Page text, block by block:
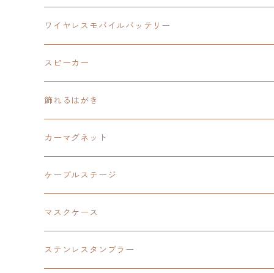
飾れるはがき
オーロラアクリルスタンド
イラストフレームクロック
ダブルアクリルキーチェーン
黎の軌跡
3in1充電ケーブル
カードサイズスピーカー
黎の軌跡Ⅱ
イースⅩ
東亰ザナドゥeX+
極厚アクリルキーチェーン
オーロラアクリルスタンド
イースvs空の軌跡
軌跡シリーズ20周年
界の軌跡
閃の軌跡Ⅳ
イースⅨ
創の軌跡
黎の軌跡
黎の軌跡Ⅱ
空の軌跡1st
界の軌跡
ゴジラ
手塚治虫
ウルトラマン
タツノコプロ
ドラえもん
零の軌跡：改
碧の軌跡：改
創の軌跡
黎の軌跡
黎の軌跡Ⅱ
界の軌跡
イースⅨ
零の軌跡：改
碧の軌跡：改
創の軌跡
日本ファルコム
ワイヤレスモバイルバッテリー
イースⅨ
閃の軌跡
閃の軌跡Ⅳ
零の軌跡：改
碧の軌跡：改
創の軌跡
スピーカー
置くだけスピーカー
碧の軌跡：改
創の軌跡
バイブレーションスピーカー
軌跡シリーズ15周年
創の軌跡
飾れるはがき
閃の軌跡Ⅳ
イースⅨ
創の軌跡
カーマグネット
軌跡シリーズ
ケーブルステージ
閃の軌跡Ⅲ
創の軌跡
マスクケース
創の軌跡
ステンレスタンブラー